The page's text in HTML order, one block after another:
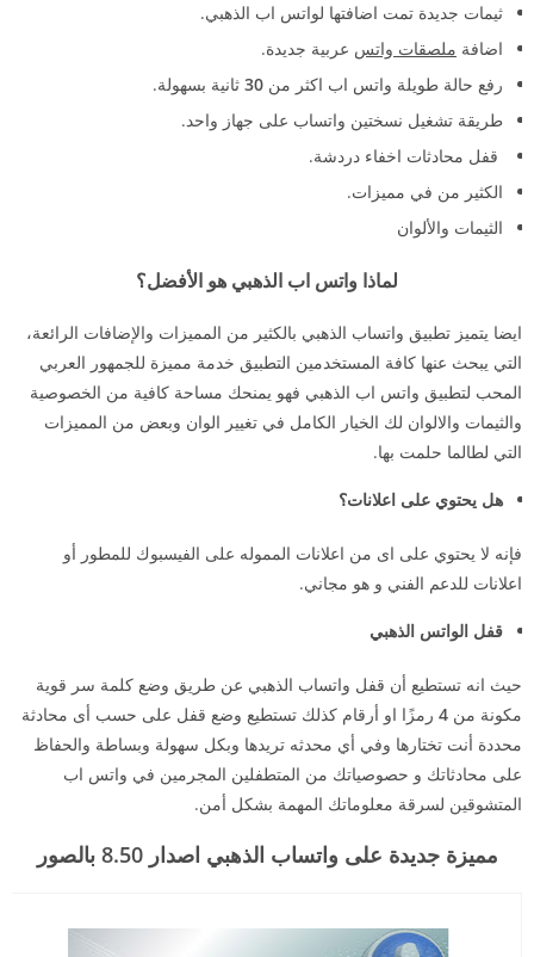
ثيمات جديدة تمت اضافتها لواتس اب الذهبي.
اضافة ملصقات واتس عربية جديدة.
رفع حالة طويلة واتس اب اكثر من 30 ثانية بسهولة.
طريقة تشغيل نسختين واتساب على جهاز واحد.
قفل محادثات اخفاء دردشة.
الكثير من في مميزات.
الثيمات والألوان
لماذا واتس اب الذهبي هو الأفضل؟
ايضا يتميز تطبيق واتساب الذهبي بالكثير من المميزات والإضافات الرائعة،
التي يبحث عنها كافة المستخدمين التطبيق خدمة مميزة للجمهور العربي
المحب لتطبيق واتس اب الذهبي فهو يمنحك مساحة كافية من الخصوصية
والثيمات والالوان لك الخيار الكامل في تغيير الوان وبعض من المميزات
التي لطالما حلمت بها.
هل يحتوي على اعلانات؟
فإنه لا يحتوي على اى من اعلانات المموله على الفيسبوك للمطور أو
اعلانات للدعم الفني و هو مجاني.
قفل الواتس الذهبي
حيث انه تستطيع أن قفل واتساب الذهبي عن طريق وضع كلمة سر قوية
مكونة من 4 رمزًا او أرقام كذلك تستطيع وضع قفل على حسب أى محادثة
محددة أنت تختارها وفي أي محدثه تريدها وبكل سهولة وبساطة والحفاظ
على محادثاتك و حصوصياتك من المتطفلين المجرمين في واتس اب
المتشوقين لسرقة معلوماتك المهمة بشكل أمن.
مميزة جديدة على واتساب الذهبي اصدار 8.50 بالصور